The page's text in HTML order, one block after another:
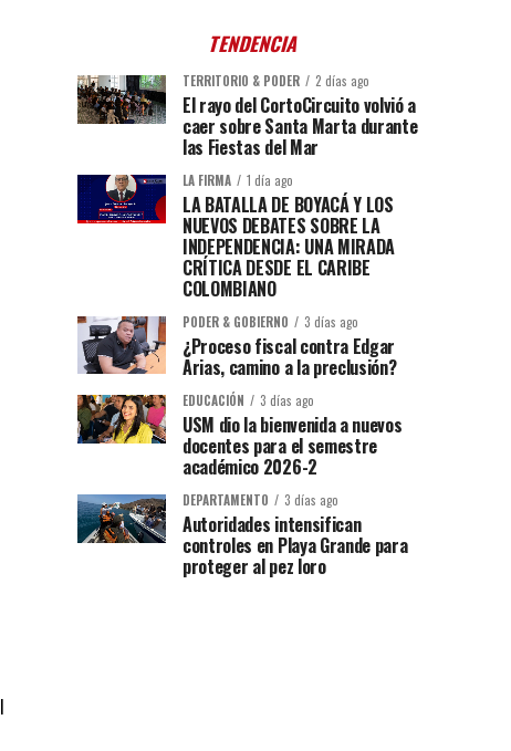
TENDENCIA
TERRITORIO & PODER 2 días ago
El rayo del CortoCircuito volvió a
caer sobre Santa Marta durante
las Fiestas del Mar
LA FIRMA 1 día ago
LA BATALLA DE BOYACÁ Y LOS
NUEVOS DEBATES SOBRE LA
INDEPENDENCIA: UNA MIRADA
CRÍTICA DESDE EL CARIBE
COLOMBIANO
PODER & GOBIERNO 3 días ago
¿Proceso fiscal contra Edgar
Arias, camino a la preclusión?
EDUCACIÓN 3 días ago
USM dio la bienvenida a nuevos
docentes para el semestre
académico 2026-2
DEPARTAMENTO 3 días ago
Autoridades intensifican
controles en Playa Grande para
proteger al pez loro